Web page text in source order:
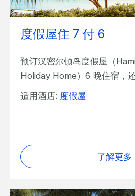
度假屋住 7 付 6
预订汉密尔顿岛度假屋（
Holiday Home）6 晚住宿，
适用酒店: 度假屋
了解更多